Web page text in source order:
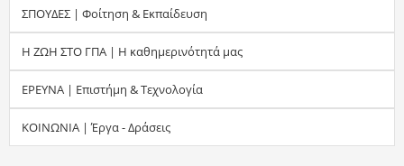
α
ζ
ή
τ
ΣΠΟΥΔΕΣ | Φοίτηση & Εκπαίδευση
Η ΖΩΗ ΣΤΟ ΓΠΑ | Η καθημερινότητά μας
ΕΡΕΥΝΑ | Επιστήμη & Τεχνολογία
ΚΟΙΝΩΝΙΑ | Έργα - Δράσεις